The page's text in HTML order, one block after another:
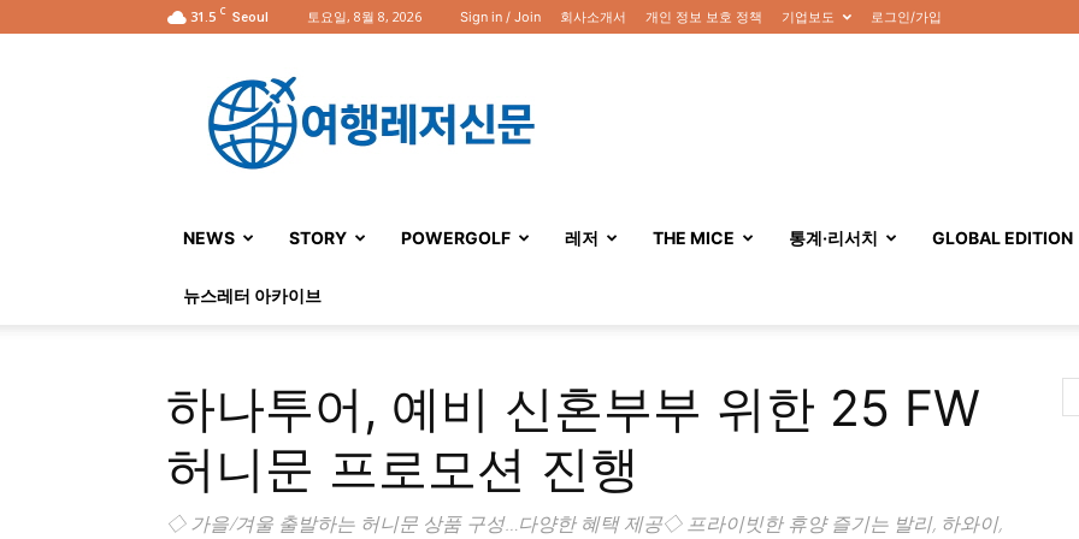
31.5 C Seoul 토요일, 8월 8, 2026 Sign in / Join 회사소개서 개인 정보 보호 정책 기업보도 로그인/가입
행
레
NEWS
STORY POWERGOLF 레저 THE MICE 통계·리서치 GLOBAL EDITION
뉴스레터 아카이브
하나투어, 예비 신혼부부 위한 25 FW
허니문 프로모션 진행
◇ 가을/겨울 출발하는 허니문 상품 구성…다양한 혜택 제공◇ 프라이빗한 휴양 즐기는 발리, 하와이,